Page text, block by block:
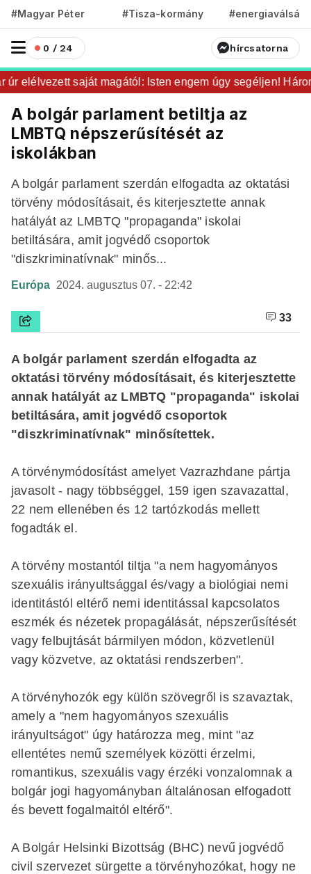
#Magyar Péter #Tisza-kormány #energiaválság
0 / 24 hírcsatorna
elélvezett saját magától: Isten engem úgy segéljen! Három
A bolgár parlament betiltja az
LMBTQ népszerűsítését az
iskolákban
A bolgár parlament szerdán elfogadta az oktatási
törvény módosításait, és kiterjesztette annak
hatályát az LMBTQ "propaganda" iskolai
betiltására, amit jogvédő csoportok
"diszkriminatívnak" minős...
Európa 2024. augusztus 07. - 22:42
33
A bolgár parlament szerdán elfogadta az
oktatási törvény módosításait, és kiterjesztette
annak hatályát az LMBTQ "propaganda" iskolai
betiltására, amit jogvédő csoportok
"diszkriminatívnak" minősítettek.
A törvénymódosítást amelyet Vazrazhdane pártja
javasolt - nagy többséggel, 159 igen szavazattal,
22 nem ellenében és 12 tartózkodás mellett
fogadták el.
A törvény mostantól tiltja "a nem hagyományos
szexuális irányultsággal és/vagy a biológiai nemi
identitástól eltérő nemi identitással kapcsolatos
eszmék és nézetek propagálását, népszerűsítését
vagy felbujtását bármilyen módon, közvetlenül
vagy közvetve, az oktatási rendszerben".
A törvényhozók egy külön szövegről is szavaztak,
amely a "nem hagyományos szexuális
irányultságot" úgy határozza meg, mint "az
ellentétes nemű személyek közötti érzelmi,
romantikus, szexuális vagy érzéki vonzalomnak a
bolgár jogi hagyományban általánosan elfogadott
és bevett fogalmaitól eltérő".
A Bolgár Helsinki Bizottság (BHC) nevű jogvédő
civil szervezet sürgette a törvényhozókat, hogy ne